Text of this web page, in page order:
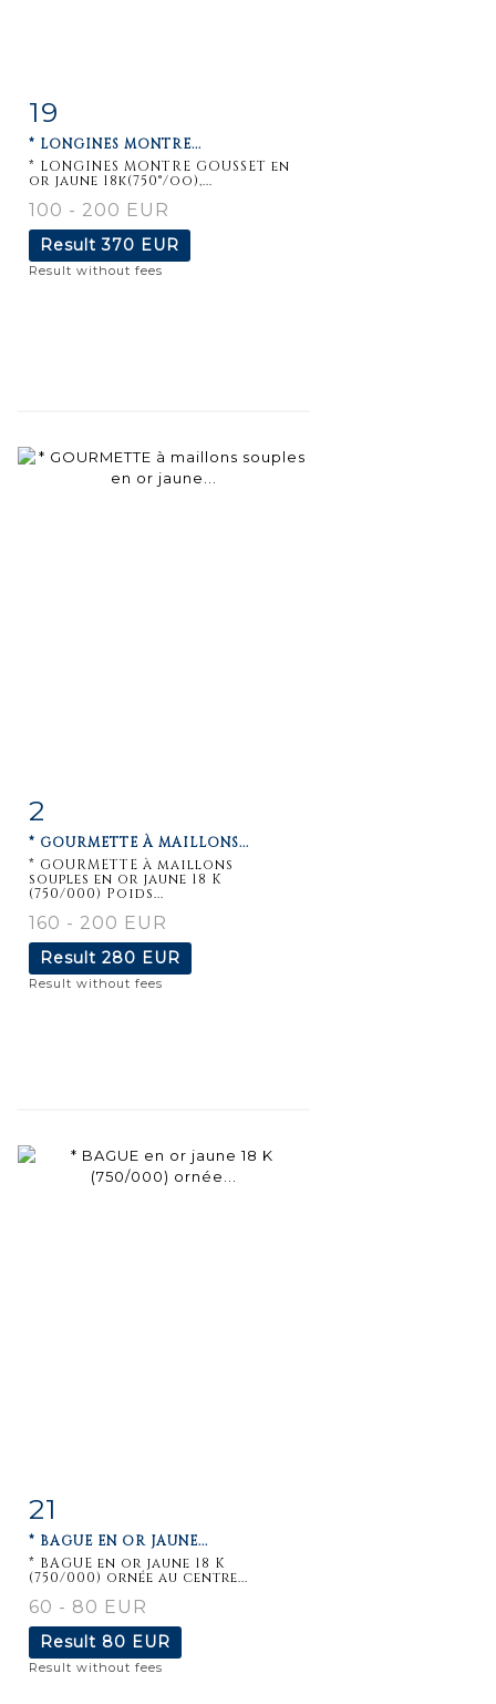
Item detail
19
* LONGINES MONTRE...
* LONGINES MONTRE GOUSSET en
or jaune 18k(750°/oo),...
100 - 200 EUR
Result370 EUR
Result without fees
2
* GOURMETTE À MAILLONS...
* GOURMETTE à maillons
souples en or jaune 18 K
(750/000) Poids...
160 - 200 EUR
Result 280 EUR
Result without fees
Item detail
21
* BAGUE EN OR JAUNE...
* BAGUE en or jaune 18 K
(750/000) ornée au centre...
60 - 80 EUR
Result 80 EUR
Result without fees